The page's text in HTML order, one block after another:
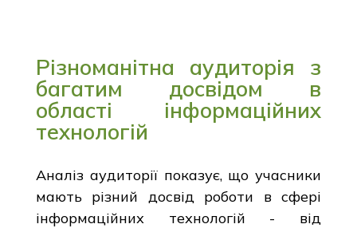
Різноманітна аудиторія з
багатим досвідом в
області інформаційних
технологій
Аналіз аудиторії показує, що учасники
мають різний досвід роботи в сфері
інформаційних технологій - від